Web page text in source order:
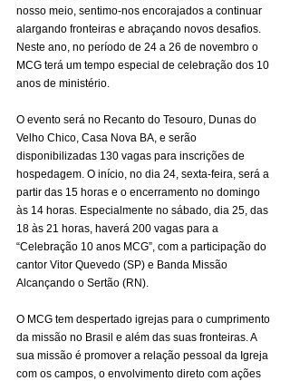
nosso meio, sentimo-nos encorajados a continuar
alargando fronteiras e abraçando novos desafios.
Neste ano, no período de 24 a 26 de novembro o
MCG terá um tempo especial de celebração dos 10
anos de ministério.
O evento será no Recanto do Tesouro, Dunas do
Velho Chico, Casa Nova BA, e serão
disponibilizadas 130 vagas para inscrições de
hospedagem. O início, no dia 24, sexta-feira, será a
partir das 15 horas e o encerramento no domingo
às 14 horas. Especialmente no sábado, dia 25, das
18 às 21 horas, haverá 200 vagas para a
“Celebração 10 anos MCG”, com a participação do
cantor Vitor Quevedo (SP) e Banda Missão
Alcançando o Sertão (RN).
O MCG tem despertado igrejas para o cumprimento
da missão no Brasil e além das suas fronteiras. A
sua missão é promover a relação pessoal da Igreja
com os campos, o envolvimento direto com ações